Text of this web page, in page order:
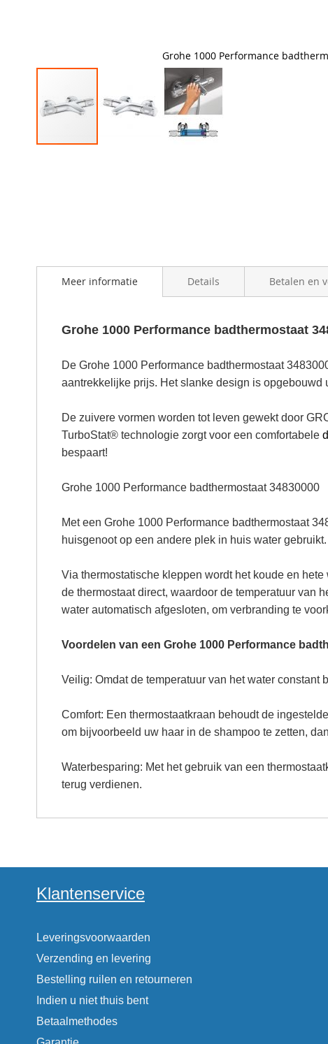
Grohe 1000 Performance
Meer informatie
Grohe 1000 Performance badthermostaat
De Grohe 1000 Performance badthermostaat
aantrekkelijke prijs. Het slanke design is
De zuivere vormen worden tot leven gewekt door
TurboStat® technologie zorgt voor een comfortabele
bespaart!
Grohe 1000 Performance badthermostaat 34830000
Met een Grohe 1000 Performance badthermostaat
huisgenoot op een andere plek in huis water gebruikt.
Via thermostatische kleppen wordt het koude en
de thermostaat direct, waardoor de temperatuur van
water automatisch afgesloten, om verbranding te
Voordelen van een Grohe 1000 Performance
Veilig: Omdat de temperatuur van het water
Comfort: Een thermostaatkraan behoudt de
om bijvoorbeeld uw haar in de shampoo te zetten,
Waterbesparing: Met het gebruik van een
terug verdienen.
Details Betalen en
Klantenservice
Leveringsvoorwaarden
Verzending en levering
Bestelling ruilen en retourneren
Indien u niet thuis bent
Betaalmethodes